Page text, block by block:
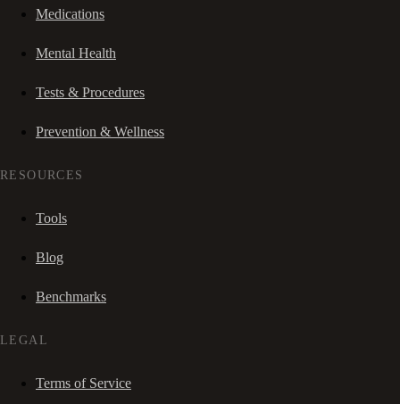
Medications
Mental Health
Tests & Procedures
Prevention & Wellness
RESOURCES
Tools
Blog
Benchmarks
LEGAL
Terms of Service